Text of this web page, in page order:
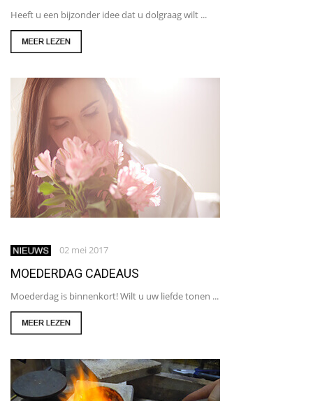
Heeft u een bijzonder idee dat u dolgraag wilt ...
02 mei 2017
MOEDERDAG CADEAUS
Moederdag is binnenkort! Wilt u uw liefde tonen ...